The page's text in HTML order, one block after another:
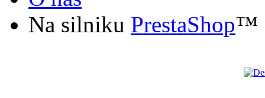
Na silniku PrestaShop™